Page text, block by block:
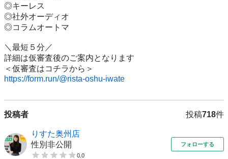
◎キーレス
◎社外オーディオ
◎コラムオートマ
＼最短５分／
詳細は仮審査後のご案内となります
https://form.run/@rista-oshu-iwate
投稿者 投稿718件
りすた奥州店
性別非公開
0.0
フォローする